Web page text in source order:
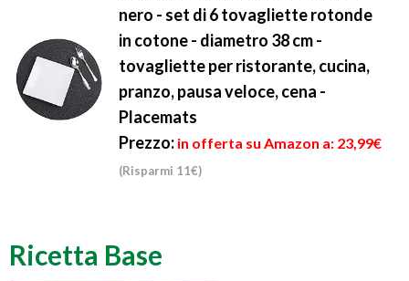
nero - set di 6 tovagliette rotonde
in cotone - diametro 38 cm -
tovagliette per ristorante, cucina,
pranzo, pausa veloce, cena -
Placemats
Prezzo: in offerta su Amazon a: 23,99€
(Risparmi 11€)
Ricetta Base